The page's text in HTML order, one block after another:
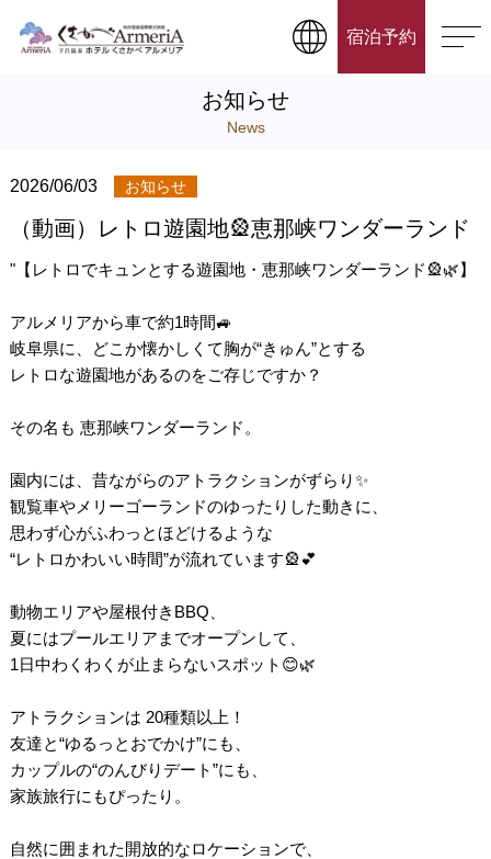
宿泊予約
お知らせ
News
2026/06/03 お知らせ
（動画）レトロ遊園地🎡恵那峡ワンダーランド
"【レトロでキュンとする遊園地・恵那峡ワンダーランド🎡🌿】
アルメリアから車で約1時間🚙
岐阜県に、どこか懐かしくて胸が“きゅん”とする
レトロな遊園地があるのをご存じですか？
その名も 恵那峡ワンダーランド。
園内には、昔ながらのアトラクションがずらり✨
観覧車やメリーゴーランドのゆったりした動きに、
思わず心がふわっとほどけるような
“レトロかわいい時間”が流れています🎡💕
動物エリアや屋根付きBBQ、
夏にはプールエリアまでオープンして、
1日中わくわくが止まらないスポット😊🌿
アトラクションは 20種類以上！
友達と“ゆるっとおでかけ”にも、
カップルの“のんびりデート”にも、
家族旅行にもぴったり。
自然に囲まれた開放的なロケーションで、